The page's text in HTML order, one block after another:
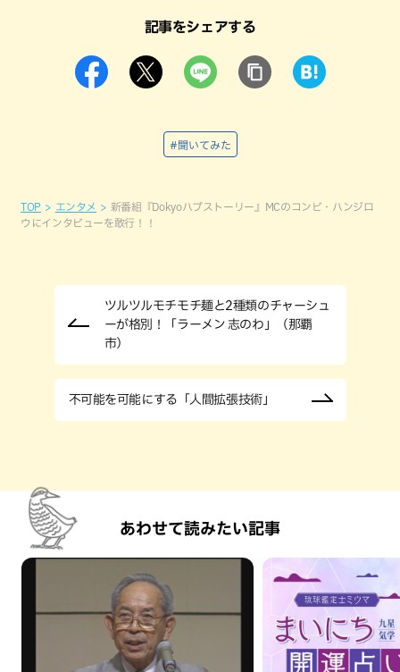
記事をシェアする
#聞いてみた
TOP エンタメ
新番組『Dokyoハブストーリー』MCのコンビ・ハンジロ
ウにインタビューを敢行！！
ツルツルモチモチ麺と2種類のチャーシュ
ーが格別！「ラーメン 志のわ」（那覇
市）
不可能を可能にする「人間拡張技術」
あわせて読みたい記事